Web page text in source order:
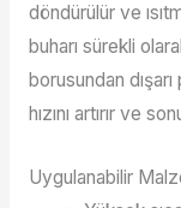
döndürülür ve
buharı sürekli
borusundan
hızını artırır ve
Uygulanabilir